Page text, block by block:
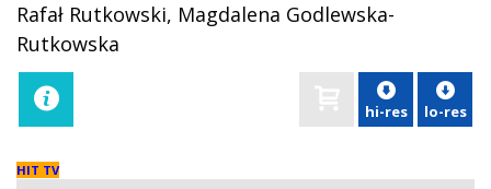
Rafał Rutkowski, Magdalena Godlewska-
Rutkowska
hi-res lo-res
HIT TV